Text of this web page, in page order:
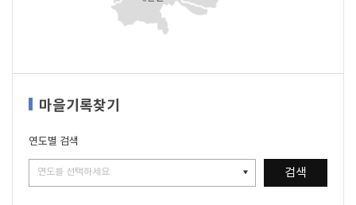
마을기록찾기
연도별 검색
검색